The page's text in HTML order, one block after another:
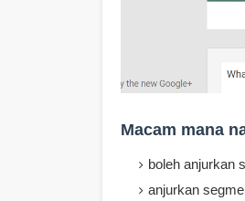
Macam mana
boleh anjurkan
anjurkan